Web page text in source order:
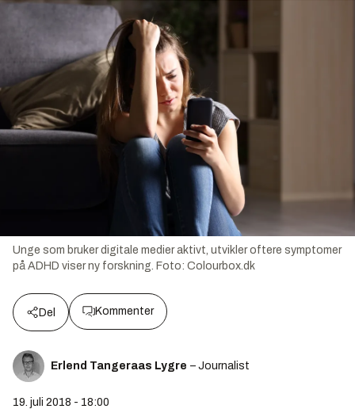
Unge som bruker digitale medier aktivt, utvikler oftere symptomer
på ADHD viser ny forskning. Foto: Colourbox.dk
Del Kommenter
Erlend Tangeraas Lygre – Journalist
19. juli 2018 - 18:00